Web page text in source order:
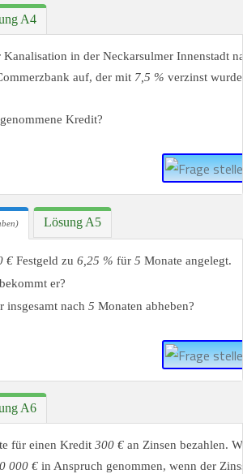
A4
Kanalisation in der Neckarsulmer Innenstadt
auf, der mit 7,5 % verzinst
Kredit?
Lösung A5
€ Festgeld zu 6,25 % für 5 Monate angelegt.
er?
insgesamt nach 5 Monaten abheben?
A6
für einen Kredit 300 € an Zinsen bezahlen.
000 € in Anspruch genommen, wenn der